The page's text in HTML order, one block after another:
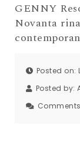
GENNY
Novanta
Posted on:
Posted by: